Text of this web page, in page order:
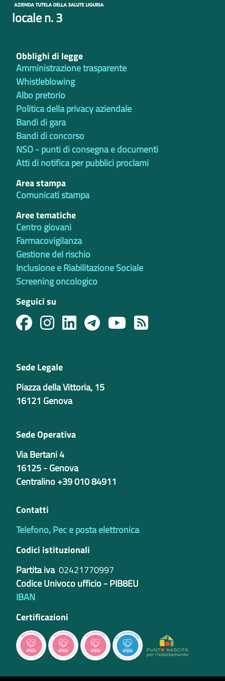
locale n. 3
Obblighi di legge
Amministrazione trasparente
Whistleblowing
Albo pretorio
Politica della privacy aziendale
Bandi di gara
Bandi di concorso
NSO - punti di consegna e documenti
Atti di notifica per pubblici proclami
Area stampa
Comunicati stampa
Aree tematiche
Centro giovani
Farmacovigilanza
Gestione del rischio
Inclusione e Riabilitazione Sociale
Screening oncologico
Seguici su
Sede Legale
Piazza della Vittoria, 15
16121 Genova
Sede Operativa
Via Bertani 4
16125 - Genova
Centralino +39 010 84911
Contatti
Telefono, Pec e posta elettronica
Codici istituzionali
Partita iva 02421770997
Codice Univoco ufficio - PIB8EU
IBAN
Certificazioni